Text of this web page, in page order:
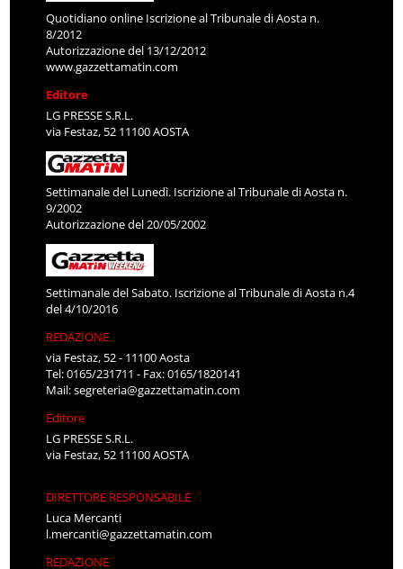
Quotidiano online Iscrizione al Tribunale di Aosta n.
8/2012
Autorizzazione del 13/12/2012
www.gazzettamatin.com
Editore
LG PRESSE S.R.L.
via Festaz, 52 11100 AOSTA
Settimanale del Lunedì. Iscrizione al Tribunale di Aosta n.
9/2002
Autorizzazione del 20/05/2002
Settimanale del Sabato. Iscrizione al Tribunale di Aosta n.4
del 4/10/2016
REDAZIONE
via Festaz, 52 - 11100 Aosta
Tel: 0165/231711 - Fax: 0165/1820141
Mail:segreteria@gazzettamatin.com
Editore
LG PRESSE S.R.L.
via Festaz, 52 11100 AOSTA
DIRETTORE RESPONSABILE
Luca Mercanti
l.mercanti@gazzettamatin.com
REDAZIONE